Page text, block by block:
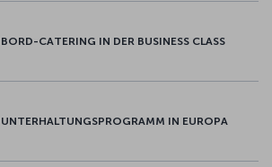
BORD-CATERING IN DER BUSINESS CLASS
UNTERHALTUNGSPROGRAMM IN EUROPA